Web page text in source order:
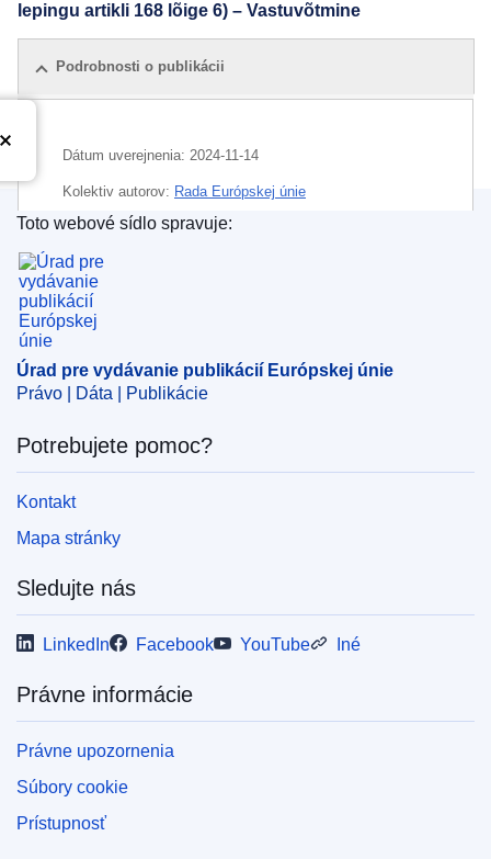
lepingu artikli 168 lõige 6) – Vastuvõtmine
Podrobnosti o publikácii
Dátum uverejnenia: 2024-11-14
Kolektiv autorov: Rada Európskej únie
IMMC : ST 15059 2024 INIT
Úrad pre vydávanie publikácií Európskej únie
Toto webové sídlo spravuje:
Úrad pre vydávanie publikácií Európskej únie
Právo | Dáta | Publikácie
Potrebujete pomoc?
Kontakt
Mapa stránky
Sledujte nás
LinkedIn Facebook YouTube Iné
Právne informácie
Právne upozornenia
Súbory cookie
Prístupnosť